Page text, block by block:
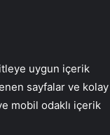
uygun içerik
sayfalar ve kolay
mobil odaklı içerik